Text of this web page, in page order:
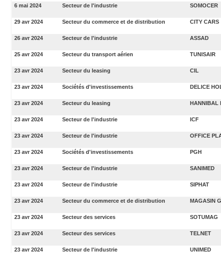
6 mai 2024 Secteur de l'industrie SOMOCER
29 avr 2024 Secteur du commerce et de distribution CITY CARS
26 avr 2024 Secteur de l'industrie ASSAD
25 avr 2024 Secteur du transport aérien TUNISAIR
23 avr 2024 Secteur du leasing CIL
23 avr 2024 Sociétés d'investissements DELICE
23 avr 2024 Secteur du leasing HANNIBAL
23 avr 2024 Secteur de l'industrie ICF
23 avr 2024 Secteur de l'industrie OFFICE
23 avr 2024 Sociétés d'investissements PGH
23 avr 2024 Secteur de l'industrie SANIMED
23 avr 2024 Secteur de l'industrie SIPHAT
23 avr 2024 Secteur du commerce et de distribution MAGASIN
23 avr 2024 Secteur des services SOTUMAG
23 avr 2024 Secteur des services TELNET
23 avr 2024 Secteur de l'industrie UNIMED